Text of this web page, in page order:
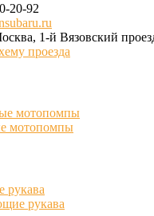
20-92
, 1-й Вязовский
проезда
мотопомпы
мотопомпы
рукава
рукава